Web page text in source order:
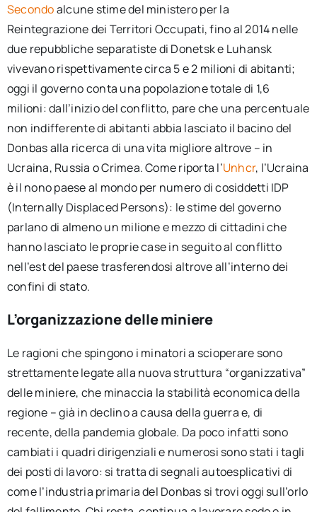
Secondoalcune stime del ministero per la
Reintegrazione dei Territori Occupati, fino al 2014 nelle
due repubbliche separatiste di Donetsk e Luhansk
vivevano rispettivamente circa 5 e 2 milioni di abitanti;
oggi il governo conta una popolazione totale di 1,6
milioni: dall’inizio del conflitto, pare che una percentuale
non indifferente di abitanti abbia lasciato il bacino del
Donbas alla ricerca di una vita migliore altrove – in
Ucraina, Russia o Crimea. Come riporta l’Unhcr, l’Ucraina
è il nono paese al mondo per numero di cosiddetti IDP
(Internally Displaced Persons): le stime del governo
parlano di almeno un milione e mezzo di cittadini che
hanno lasciato le proprie case in seguito al conflitto
nell’est del paese trasferendosi altrove all’interno dei
confini di stato.
L’organizzazione delle miniere
Le ragioni che spingono i minatori a scioperare sono
strettamente legate alla nuova struttura “organizzativa”
delle miniere, che minaccia la stabilità economica della
regione – già in declino a causa della guerra e, di
recente, della pandemia globale. Da poco infatti sono
cambiati i quadri dirigenziali e numerosi sono stati i tagli
dei posti di lavoro: si tratta di segnali autoesplicativi di
come l’industria primaria del Donbas si trovi oggi sull’orlo